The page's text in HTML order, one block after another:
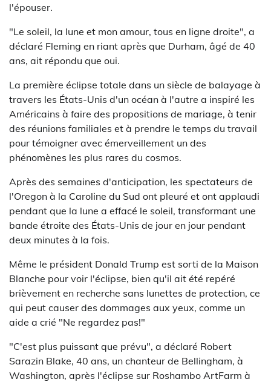
l'épouser.
"Le soleil, la lune et mon amour, tous en ligne droite", a
déclaré Fleming en riant après que Durham, âgé de 40
ans, ait répondu que oui.
La première éclipse totale dans un siècle de balayage à
travers les États-Unis d'un océan à l'autre a inspiré les
Américains à faire des propositions de mariage, à tenir
des réunions familiales et à prendre le temps du travail
pour témoigner avec émerveillement un des
phénomènes les plus rares du cosmos.
Après des semaines d'anticipation, les spectateurs de
l'Oregon à la Caroline du Sud ont pleuré et ont applaudi
pendant que la lune a effacé le soleil, transformant une
bande étroite des États-Unis de jour en jour pendant
deux minutes à la fois.
Même le président Donald Trump est sorti de la Maison
Blanche pour voir l'éclipse, bien qu'il ait été repéré
brièvement en recherche sans lunettes de protection, ce
qui peut causer des dommages aux yeux, comme un
aide a crié "Ne regardez pas!"
"C'est plus puissant que prévu", a déclaré Robert
Sarazin Blake, 40 ans, un chanteur de Bellingham, à
Washington, après l'éclipse sur Roshambo ArtFarm à